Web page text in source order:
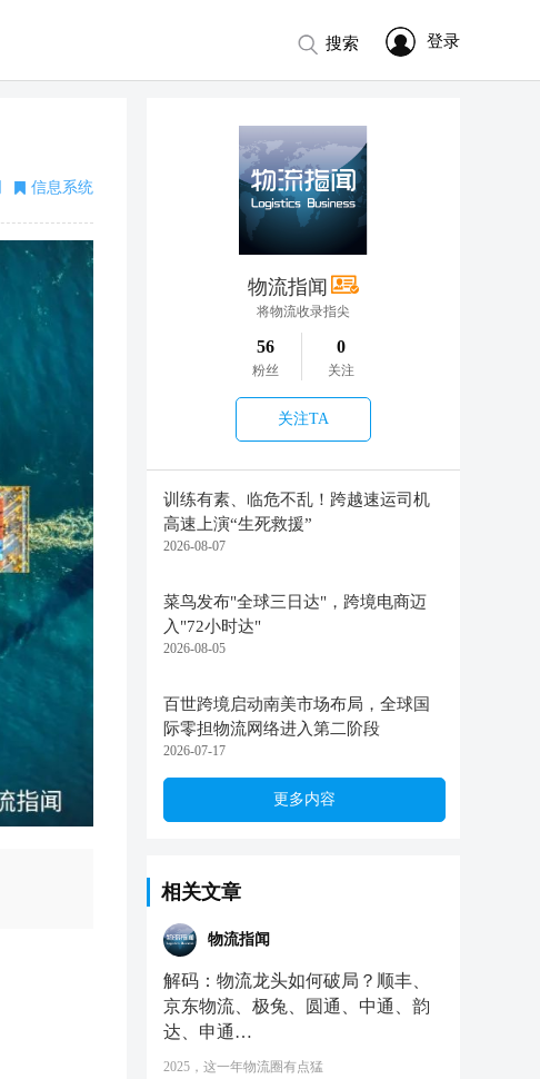
登录
搜索
物流指闻
将物流收录指尖
56
粉丝
0
关注
关注TA
训练有素、临危不乱！跨越速运司机
高速上演“生死救援”
2026-08-07
菜鸟发布"全球三日达"，跨境电商迈
入"72小时达"
2026-08-05
百世跨境启动南美市场布局，全球国
际零担物流网络进入第二阶段
2026-07-17
更多内容
相关文章
物流指闻
解码：物流龙头如何破局？顺丰、
京东物流、极兔、圆通、中通、韵
达、申通…
2025，这一年物流圈有点猛
信息系统